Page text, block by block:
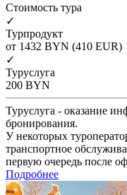
Cтоимость тура
✓
Турпродукт
от 1432 BYN (410 EUR)
✓
Туруслуга
200 BYN
Туруслуга - оказание
бронирования.
У некоторых
транспортное
первую очередь после
Подробнее